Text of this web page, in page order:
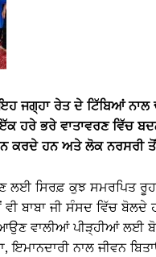
ਇਹ ਜਗ੍ਹਾ ਰੇਤ ਦੇ ਟਿੱਬਿਆਂ
ਹਰੇ ਭਰੇ ਵਾਤਾਵਰਣ ਵਿੱਚ
ਕਰਦੇ ਹਨ ਅਤੇ ਲੋਕ
ਲਈ ਸਿਰਫ਼ ਕੁਝ ਸਮਰਪਿਤ
ਬਾਬਾ ਜੀ ਸੰਸਦ ਵਿੱਚ
ਵਾਲੀਆਂ ਪੀੜ੍ਹੀਆਂ ਲਈ
ਇਮਾਨਦਾਰੀ ਨਾਲ ਜੀਵਨ